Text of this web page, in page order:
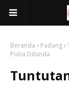
Beranda Padang
Polisi Ditunda